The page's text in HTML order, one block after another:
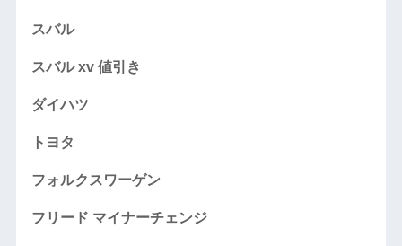
スバル
スバル xv 値引き
ダイハツ
トヨタ
フォルクスワーゲン
フリード マイナーチェンジ